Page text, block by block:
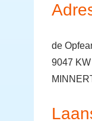
de
9047 KW